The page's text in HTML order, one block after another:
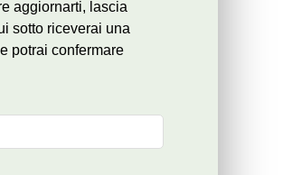
aggiornarti, lascia
sotto riceverai una
potrai confermare